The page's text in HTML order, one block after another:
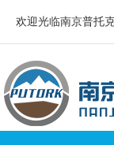
欢迎光临南京普托